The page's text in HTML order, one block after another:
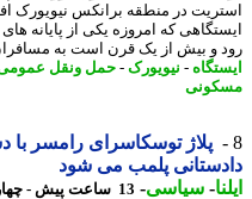
در منطقه برانکس نیویورک افتتاح
که امروزه یکی از پایانه های
و بیش از یک قرن است به مسافران ...
-نیویورک- حمل ونقل عمومی-
پلاژ توسکاسرای رامسر با
پلمب می شود
-سیاسی-